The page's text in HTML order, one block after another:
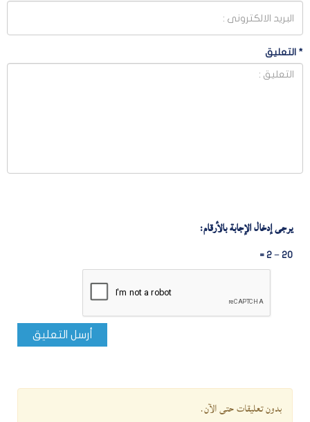
* التعليق
يرجى إدخال الإجابة بالأرقام:
20 − 2 =
أرسل التعليق
بدون تعليقات حتى الآن.